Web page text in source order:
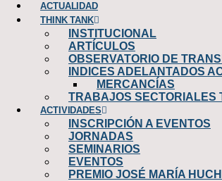
ACTUALIDAD
THINK TANK
INSTITUCIONAL
ARTÍCULOS
OBSERVATORIO DE
INDICES ADELANTADOS
MERCANCÍAS
TRABAJOS SECTORIALES
ACTIVIDADES
INSCRIPCIÓN A EVENTOS
JORNADAS
SEMINARIOS
EVENTOS
PREMIO JOSÉ MARÍA HUCH